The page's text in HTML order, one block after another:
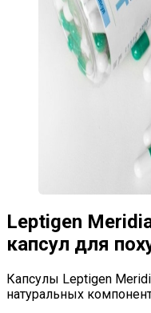
Leptigen
капсул для
Капсулы Leptigen
натуральных